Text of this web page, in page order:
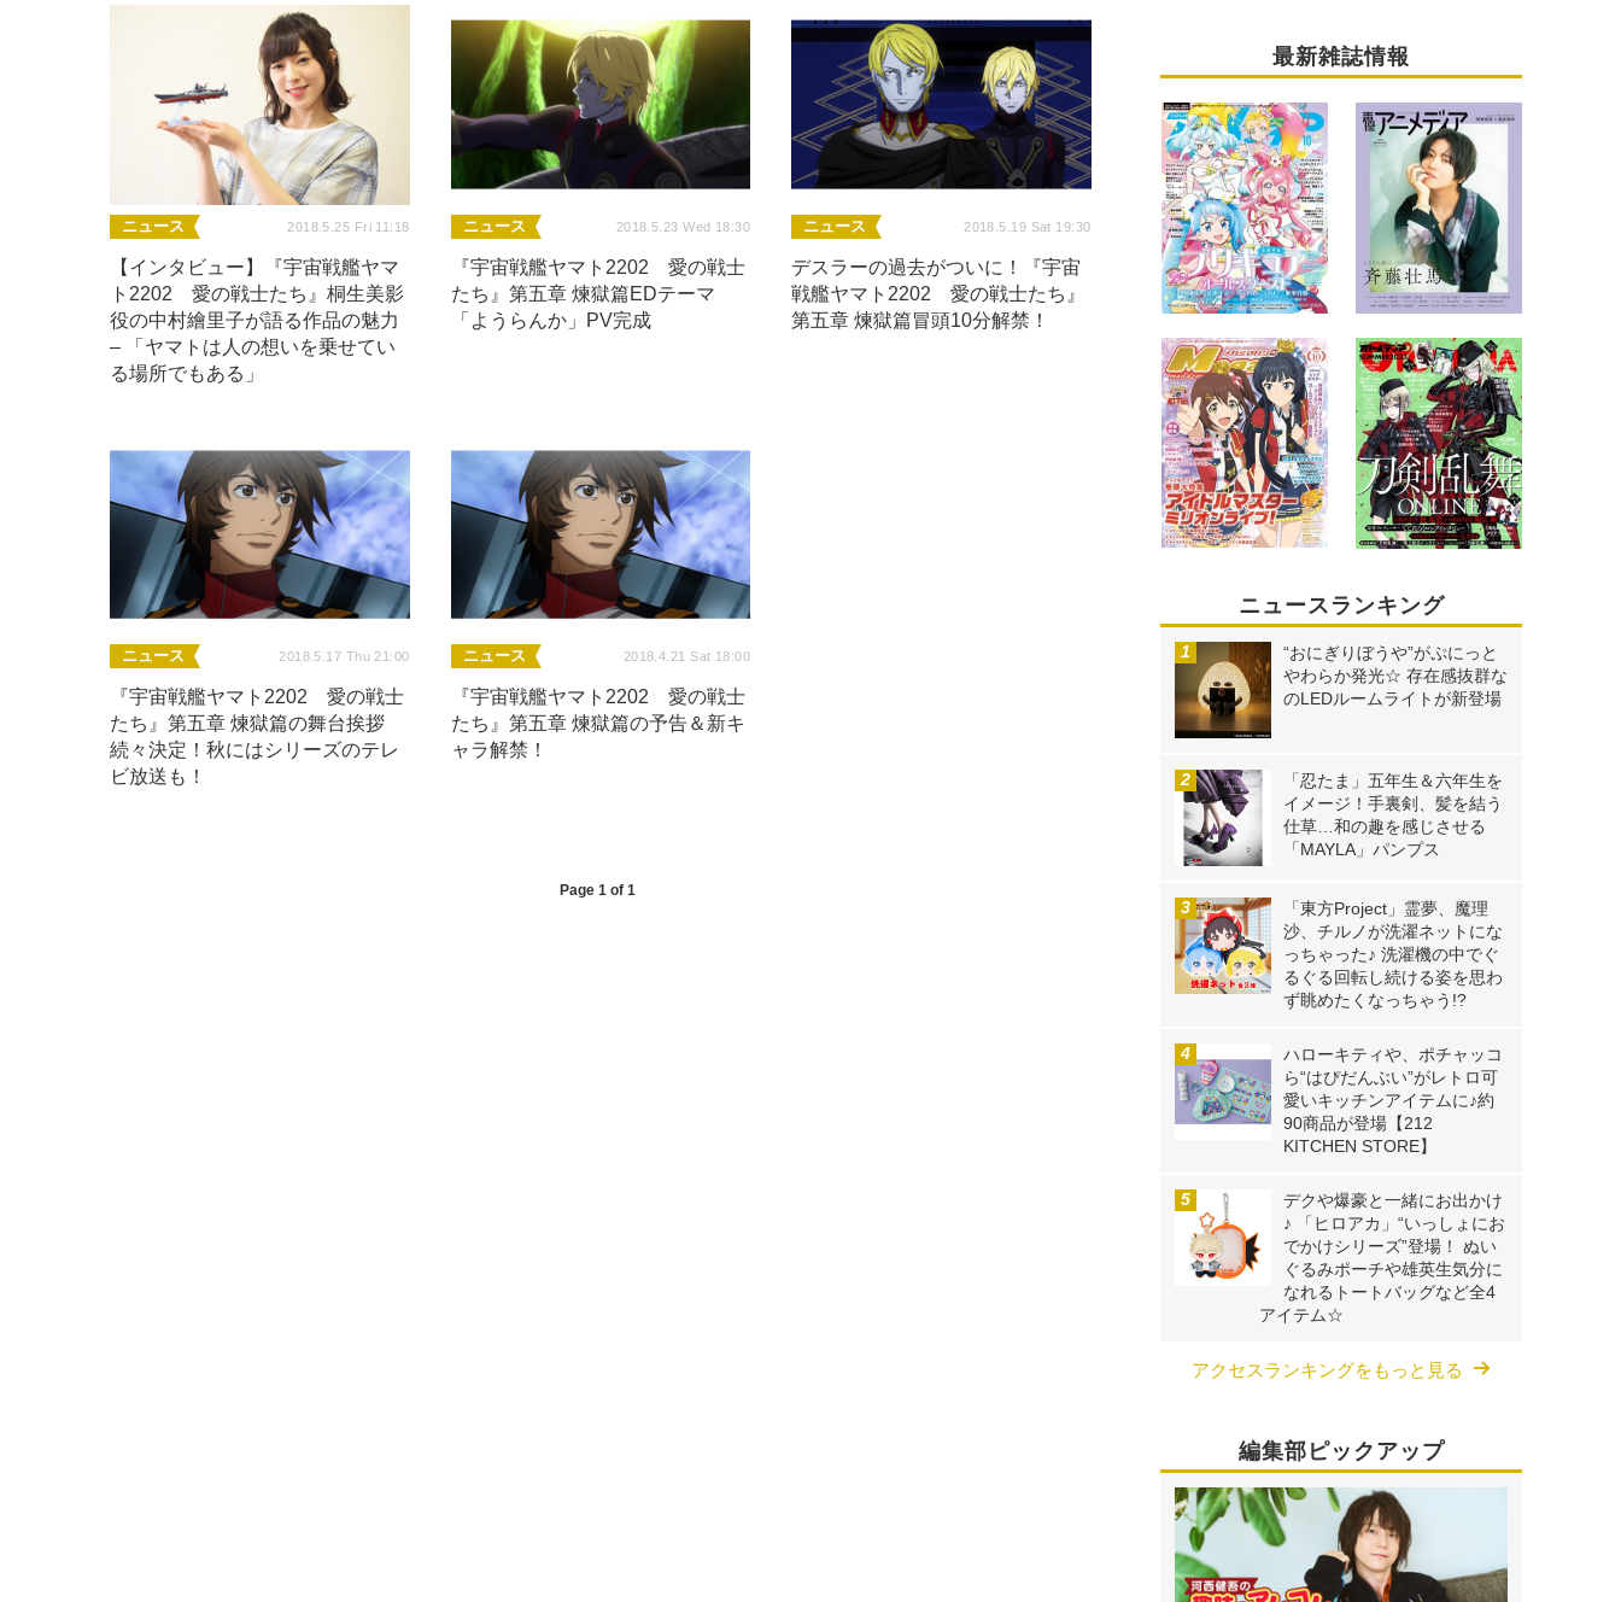
ニュース 2018.5.25 Fri 11:18
【インタビュー】『宇宙戦艦ヤマ
ト2202 愛の戦士たち』桐生美影
役の中村繪里子が語る作品の魅力
– 「ヤマトは人の想いを乗せてい
る場所でもある」
ニュース 2018.5.23 Wed 18:30
『宇宙戦艦ヤマト2202 愛の戦士
たち』第五章 煉獄篇EDテーマ
「ようらんか」PV完成
ニュース 2018.5.19 Sat 19:30
デスラーの過去がついに！『宇宙
戦艦ヤマト2202 愛の戦士たち』
第五章 煉獄篇冒頭10分解禁！
ニュース 2018.5.17 Thu 21:00
『宇宙戦艦ヤマト2202 愛の戦士
たち』第五章 煉獄篇の舞台挨拶
続々決定！秋にはシリーズのテレ
ビ放送も！
ニュース 2018.4.21 Sat 18:00
『宇宙戦艦ヤマト2202 愛の戦士
たち』第五章 煉獄篇の予告＆新キ
ャラ解禁！
Page 1 of 1
最新雑誌情報
ニュースランキング
“おにぎりぼうや”がぷにっと
やわらか発光☆ 存在感抜群な
のLEDルームライトが新登場
「忍たま」五年生＆六年生を
イメージ！手裏剣、髪を結う
仕草…和の趣を感じさせる
「MAYLA」パンプス
「東方Project」霊夢、魔理
沙、チルノが洗濯ネットにな
っちゃった♪ 洗濯機の中でぐ
るぐる回転し続ける姿を思わ
ず眺めたくなっちゃう!?
ハローキティや、ポチャッコ
ら“はぴだんぶい”がレトロ可
愛いキッチンアイテムに♪約
90商品が登場【212
KITCHEN STORE】
デクや爆豪と一緒にお出かけ
♪ 「ヒロアカ」“いっしょにお
でかけシリーズ”登場！ ぬい
ぐるみポーチや雄英生気分に
なれるトートバッグなど全4
アイテム☆
アクセスランキングをもっと見る
編集部ピックアップ